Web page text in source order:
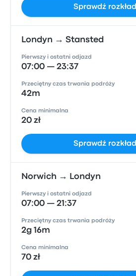
Sprawdź rozkład
Londyn → Stansted
Pierwszy i ostatni odjazd
07:00 — 23:37
Przeciętny czas trwania podróży
42m
Cena minimalna
20 zł
Sprawdź rozkład
Norwich → Londyn
Pierwszy i ostatni odjazd
07:00 — 21:37
Przeciętny czas trwania podróży
2g 16m
Cena minimalna
70 zł